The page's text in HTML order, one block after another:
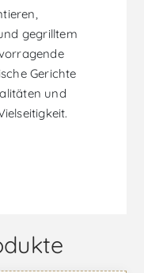
gegrilltem
Gerichte
und